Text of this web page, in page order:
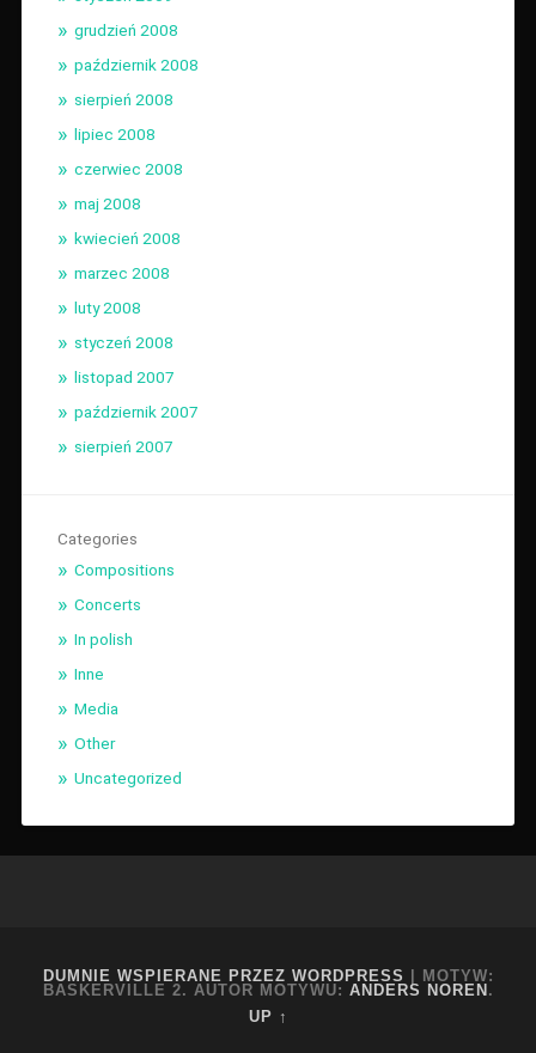
grudzień 2008
październik 2008
sierpień 2008
lipiec 2008
czerwiec 2008
maj 2008
kwiecień 2008
marzec 2008
luty 2008
styczeń 2008
listopad 2007
październik 2007
sierpień 2007
Categories
Compositions
Concerts
In polish
Inne
Media
Other
Uncategorized
DUMNIE WSPIERANE PRZEZ WORDPRESS | MOTYW:
BASKERVILLE 2. AUTOR MOTYWU: ANDERS NOREN.
UP ↑